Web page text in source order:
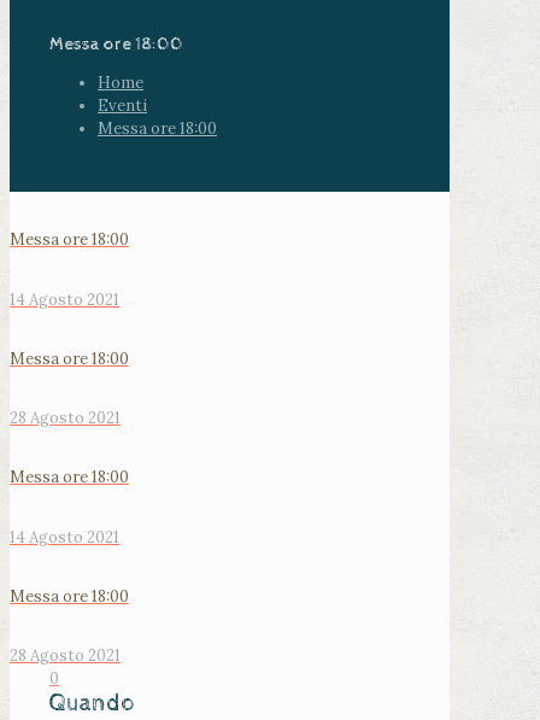
Messa ore 18:00
Home
Eventi
Messa ore 18:00
Messa ore 18:00
14 Agosto 2021
Messa ore 18:00
28 Agosto 2021
Messa ore 18:00
14 Agosto 2021
Messa ore 18:00
28 Agosto 2021
0
Quando